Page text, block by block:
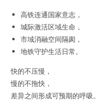
高铁连通国家意志，
城际激活区域生命，
市域消融空间隔阂，
地铁守护生活日常。
快的不压慢，
慢的不拖快，
差异之间形成可预期的呼吸。